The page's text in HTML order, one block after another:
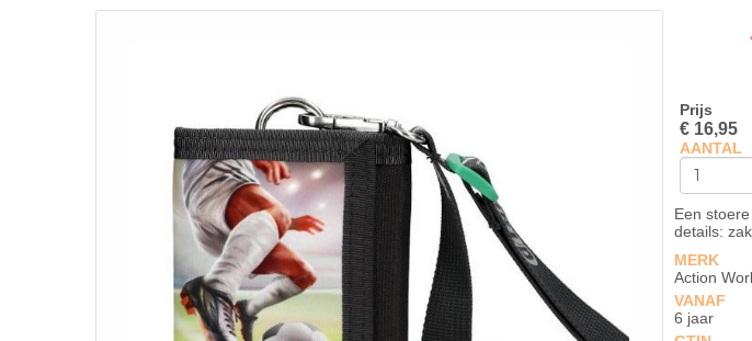
Prijs
€ 16,95
AANTAL
Een
details:
MERK
Action
VANAF
6 jaar